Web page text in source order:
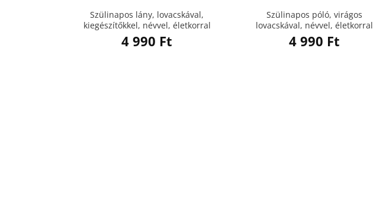
Szülinapos lány, lovacskával,
kiegészítőkkel, névvel, életkorral
4 990 Ft
Szülinapos póló, virágos
lovacskával, névvel, életkorral
4 990 Ft